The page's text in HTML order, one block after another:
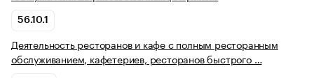
56.10.1
Деятельность ресторанов и кафе с полным ресторанным
обслуживанием, кафетериев, ресторанов быстрого …